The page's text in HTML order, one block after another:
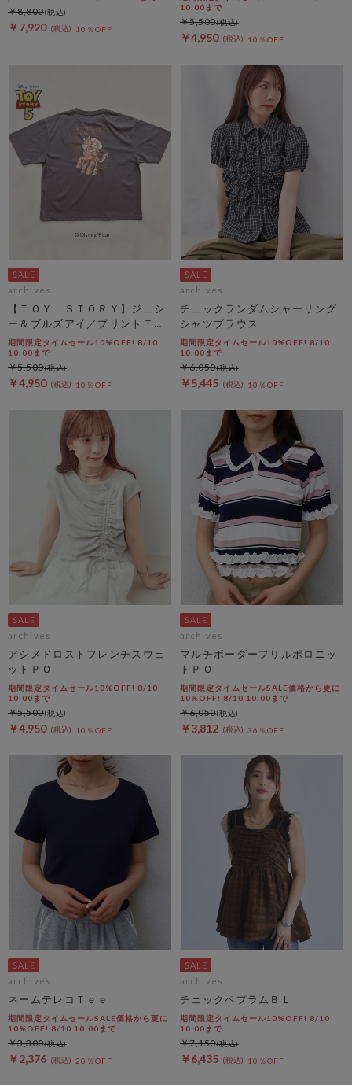
￥7,920 10％OFF
￥8,800
10:00まで
￥4,950 10％OFF
￥5,500
archives
【ＴＯＹ ＳＴＯＲＹ】ジェシ
ー＆ブルズアイ／プリントＴチ
ャコール
期間限定タイムセール10%OFF! 8/10
10:00まで
￥4,950 10％OFF
￥5,500
archives
チェックランダムシャーリング
シャツブラウス
期間限定タイムセール10%OFF! 8/10
10:00まで
￥5,445 10％OFF
￥6,050
archives
アシメドロストフレンチスウェ
ットＰＯ
期間限定タイムセール10%OFF! 8/10
10:00まで
￥4,950 10％OFF
￥5,500
archives
マルチボーダーフリルポロニッ
トＰＯ
期間限定タイムセールSALE価格から更に
10%OFF! 8/10 10:00まで
￥3,812 36％OFF
￥6,050
archives
ネームテレコＴｅｅ
期間限定タイムセールSALE価格から更に
10%OFF! 8/10 10:00まで
￥2,376 28％OFF
￥3,300
archives
チェックペプラムＢＬ
期間限定タイムセール10%OFF! 8/10
10:00まで
￥6,435 10％OFF
￥7,150